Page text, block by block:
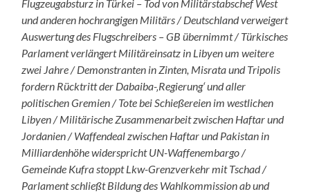
Flugzeugabsturz in Türkei – Tod von Militärstabschef West
und anderen hochrangigen Militärs / Deutschland verweigert
Auswertung des Flugschreibers – GB übernimmt / Türkisches
Parlament verlängert Militäreinsatz in Libyen um weitere
zwei Jahre / Demonstranten in Zinten, Misrata und Tripolis
fordern Rücktritt der Dabaiba-‚Regierung‘ und aller
politischen Gremien / Tote bei Schießereien im westlichen
Libyen / Militärische Zusammenarbeit zwischen Haftar und
Jordanien / Waffendeal zwischen Haftar und Pakistan in
Milliardenhöhe widerspricht UN-Waffenembargo /
Gemeinde Kufra stoppt Lkw-Grenzverkehr mit Tschad /
Parlament schließt Bildung des Wahlkommission ab und